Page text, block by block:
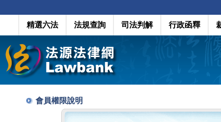
精選六法 法規查詢 司法判解 行政函釋
會員權限說明